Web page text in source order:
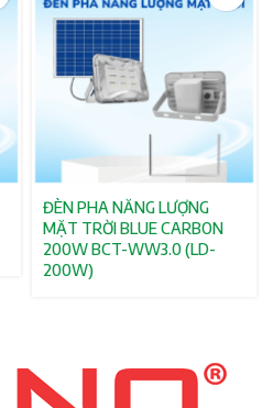
ĐÈN PHA NĂNG LƯỢNG
MẶT TRỜI BLUE CARBON
200W BCT-WW3.0 (LD-
200W)